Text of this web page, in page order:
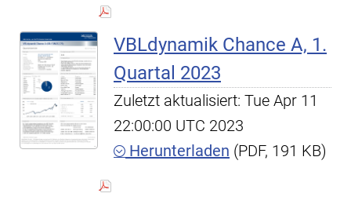
VBLdynamik Chance A, 1.
Quartal 2023
Zuletzt aktualisiert: Tue Apr 11
22:00:00 UTC 2023
Herunterladen (PDF, 191 KB)